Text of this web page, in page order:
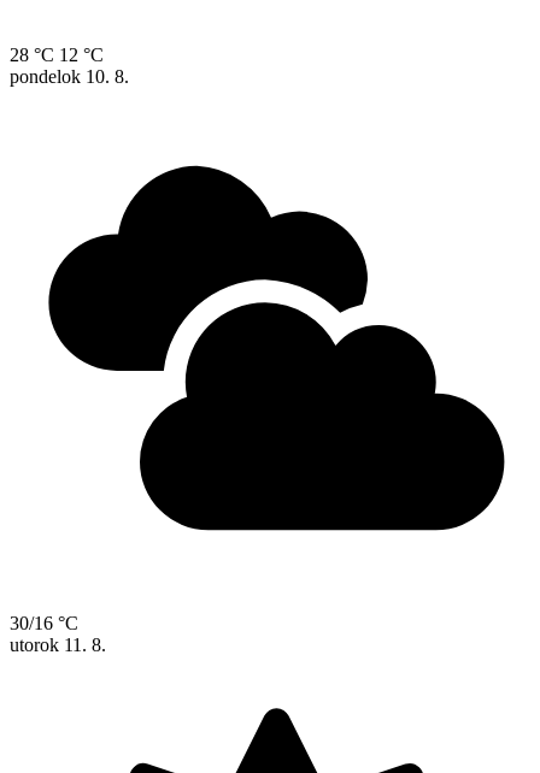
28 °C 12 °C
pondelok 10. 8.
30/16 °C
utorok 11. 8.